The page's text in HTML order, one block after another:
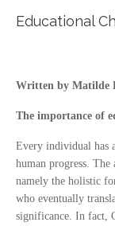
Educational
Written by Matilde
The importance of
Every individual has
human progress. The
namely the holistic
who eventually
significance. In fact,